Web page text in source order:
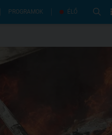
PROGRAMOK ÉLŐ